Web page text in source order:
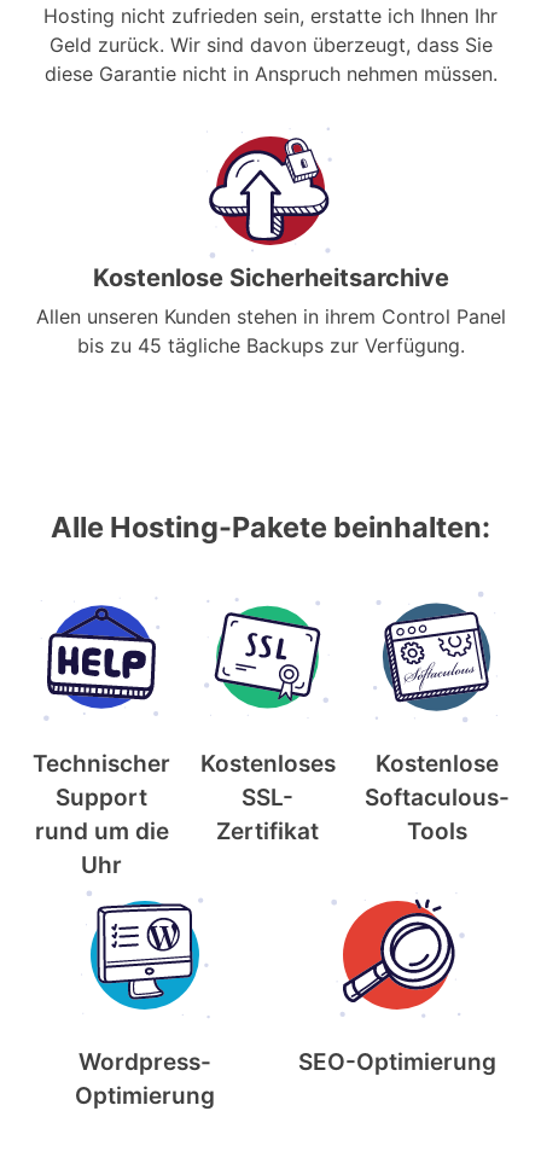
Hosting nicht zufrieden sein, erstatte ich Ihnen Ihr
Geld zurück. Wir sind davon überzeugt, dass Sie
diese Garantie nicht in Anspruch nehmen müssen.
Kostenlose Sicherheitsarchive
Allen unseren Kunden stehen in ihrem Control Panel
bis zu 45 tägliche Backups zur Verfügung.
Alle Hosting-Pakete beinhalten:
Technischer
Support
rund um die
Uhr
Kostenloses
SSL-
Zertifikat
Kostenlose
Softaculous-
Tools
Wordpress-
Optimierung
SEO-Optimierung